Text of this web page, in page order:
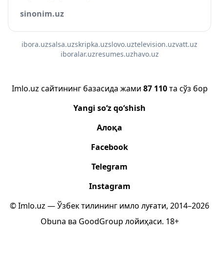
sinonim.uz
ibora.uzsalsa.uzskripka.uzslovo.uztelevision.uzvatt.uz
iboralar.uzresumes.uzhavo.uz
Imlo.uz сайтининг базасида жами 87 110та сўз бор
Yangi so‘z qo‘shish
Алоқа
Facebook
Telegram
Instagram
© Imlo.uz — Ўзбек тилининг имло луғати, 2014–2026
Obuna ва GoodGroup лойиҳаси. 18+